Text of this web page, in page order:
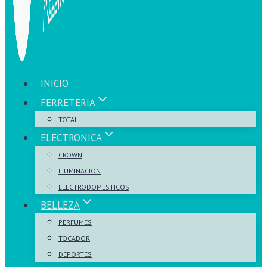
INICIO
FERRETERIA
TOTAL
ELECTRONICA
CROWN
ILUMINACION
ELECTRODOMESTICOS
BELLEZA
PERFUMES
TOCADOR
DEPORTES